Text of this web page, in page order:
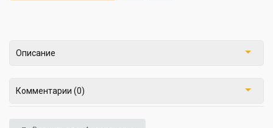
Описание
Комментарии (0)